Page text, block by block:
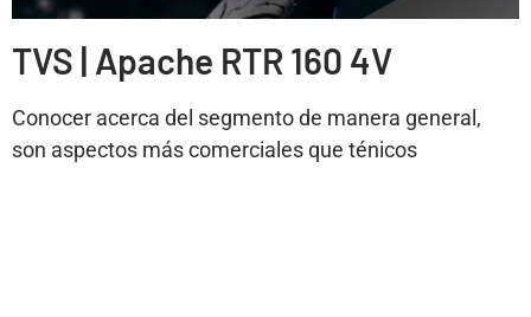
TVS | Apache RTR 160 4V
Conocer acerca del segmento de manera general,
son aspectos más comerciales que ténicos